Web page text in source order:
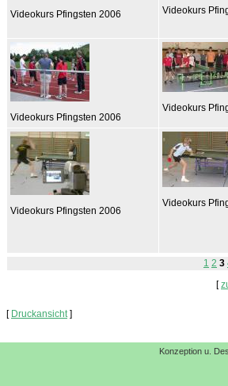
Videokurs Pfingsten 2006
Videokurs
Videokurs Pfingsten 2006
Videokurs
Videokurs Pfingsten 2006
Videokurs
1 2 3
[
[ Druckansicht]
Konzeption u.